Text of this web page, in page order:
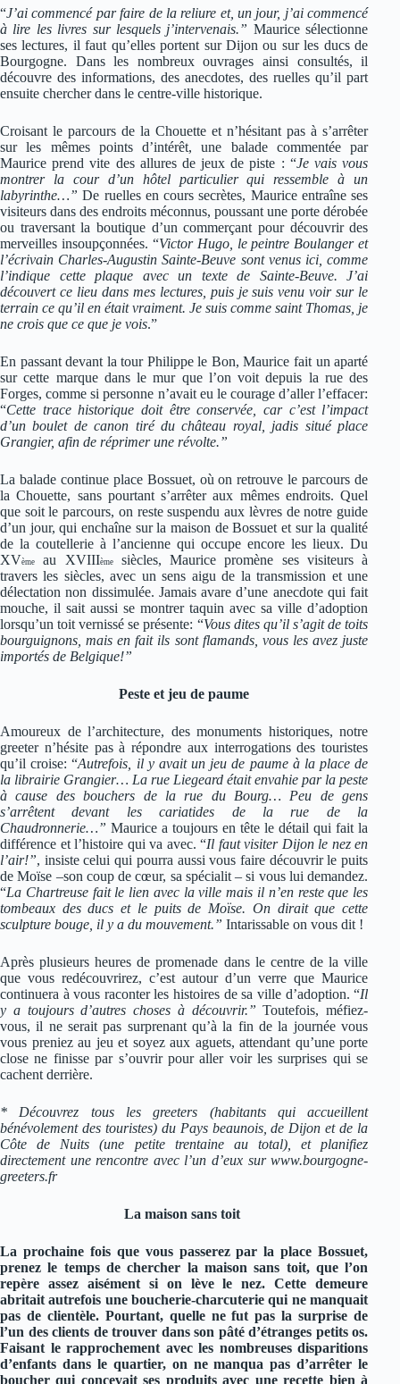
“J’ai commencé par faire de la reliure et, un jour, j’ai commencé
à lire les livres sur lesquels j’intervenais.” Maurice sélectionne
ses lectures, il faut qu’elles portent sur Dijon ou sur les ducs de
Bourgogne. Dans les nombreux ouvrages ainsi consultés, il
découvre des informations, des anecdotes, des ruelles qu’il part
ensuite chercher dans le centre-ville historique.
Croisant le parcours de la Chouette et n’hésitant pas à s’arrêter
sur les mêmes points d’intérêt, une balade commentée par
Maurice prend vite des allures de jeux de piste : “Je vais vous
montrer la cour d’un hôtel particulier qui ressemble à un
labyrinthe…” De ruelles en cours secrètes, Maurice entraîne ses
visiteurs dans des endroits méconnus, poussant une porte dérobée
ou traversant la boutique d’un commerçant pour découvrir des
merveilles insoupçonnées. “Victor Hugo, le peintre Boulanger et
l’écrivain Charles-Augustin Sainte-Beuve sont venus ici, comme
l’indique cette plaque avec un texte de Sainte-Beuve. J’ai
découvert ce lieu dans mes lectures, puis je suis venu voir sur le
terrain ce qu’il en était vraiment. Je suis comme saint Thomas, je
ne crois que ce que je vois.”
En passant devant la tour Philippe le Bon, Maurice fait un aparté
sur cette marque dans le mur que l’on voit depuis la rue des
Forges, comme si personne n’avait eu le courage d’aller l’effacer:
“Cette trace historique doit être conservée, car c’est l’impact
d’un boulet de canon tiré du château royal, jadis situé place
Grangier, afin de réprimer une révolte.”
La balade continue place Bossuet, où on retrouve le parcours de
la Chouette, sans pourtant s’arrêter aux mêmes endroits. Quel
que soit le parcours, on reste suspendu aux lèvres de notre guide
d’un jour, qui enchaîne sur la maison de Bossuet et sur la qualité
de la coutellerie à l’ancienne qui occupe encore les lieux. Du
XVème au XVIIIèmesiècles, Maurice promène ses visiteurs à
travers les siècles, avec un sens aigu de la transmission et une
délectation non dissimulée. Jamais avare d’une anecdote qui fait
mouche, il sait aussi se montrer taquin avec sa ville d’adoption
lorsqu’un toit vernissé se présente: “Vous dites qu’il s’agit de toits
bourguignons, mais en fait ils sont flamands, vous les avez juste
importés de Belgique!”
Peste et jeu de paume
Amoureux de l’architecture, des monuments historiques, notre
greeter n’hésite pas à répondre aux interrogations des touristes
qu’il croise: “Autrefois, il y avait un jeu de paume à la place de
la librairie Grangier… La rue Liegeard était envahie par la peste
à cause des bouchers de la rue du Bourg… Peu de gens
s’arrêtent devant les cariatides de la rue de la
Chaudronnerie…” Maurice a toujours en tête le détail qui fait la
différence et l’histoire qui va avec. “Il faut visiter Dijon le nez en
l’air!”, insiste celui qui pourra aussi vous faire découvrir le puits
de Moïse –son coup de cœur, sa spécialit – si vous lui demandez.
“La Chartreuse fait le lien avec la ville mais il n’en reste que les
tombeaux des ducs et le puits de Moïse. On dirait que cette
sculpture bouge, il y a du mouvement.” Intarissable on vous dit !
Après plusieurs heures de promenade dans le centre de la ville
que vous redécouvrirez, c’est autour d’un verre que Maurice
continuera à vous raconter les histoires de sa ville d’adoption. “Il
y a toujours d’autres choses à découvrir.” Toutefois, méfiez-
vous, il ne serait pas surprenant qu’à la fin de la journée vous
vous preniez au jeu et soyez aux aguets, attendant qu’une porte
close ne finisse par s’ouvrir pour aller voir les surprises qui se
cachent derrière.
* Découvrez tous les greeters (habitants qui accueillent
bénévolement des touristes) du Pays beaunois, de Dijon et de la
Côte de Nuits (une petite trentaine au total), et planifiez
directement une rencontre avec l’un d’eux sur www.bourgogne-
greeters.fr
La maison sans toit
La prochaine fois que vous passerez par la place Bossuet,
prenez le temps de chercher la maison sans toit, que l’on
repère assez aisément si on lève le nez. Cette demeure
abritait autrefois une boucherie-charcuterie qui ne manquait
pas de clientèle. Pourtant, quelle ne fut pas la surprise de
l’un des clients de trouver dans son pâté d’étranges petits os.
Faisant le rapprochement avec les nombreuses disparitions
d’enfants dans le quartier, on ne manqua pas d’arrêter le
boucher qui concevait ses produits avec une recette bien à